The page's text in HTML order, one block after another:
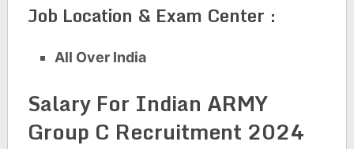
Job Location & Exam Center :
All Over India
Salary For Indian ARMY
Group C Recruitment 2024